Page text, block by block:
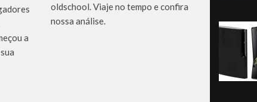
a
oldschool. Viaje no tempo e confira
nossa análise.